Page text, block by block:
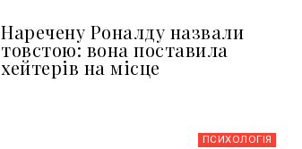
Наречену Роналду назвали
товстою: вона поставила
хейтерів на місце
ПСИХОЛОГІЯ